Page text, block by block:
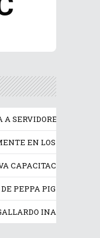
SERVIDORES
EN LOS
CAPACITACIÓN
PEPPA PIG Y
INAUGURA